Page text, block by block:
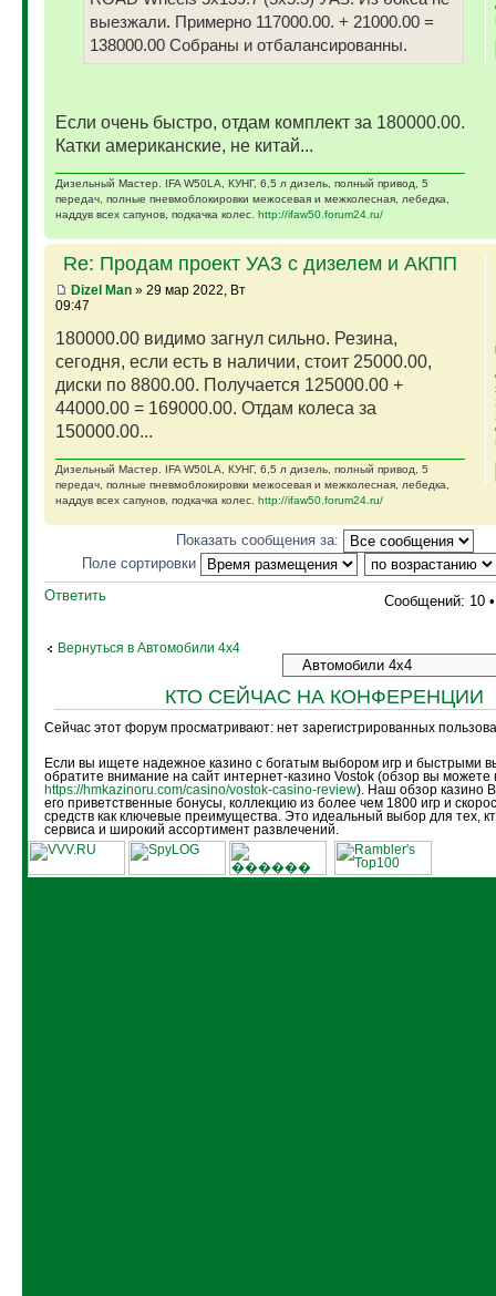
выезжали. Примерно 117000.00. + 21000.00 =
138000.00 Собраны и отбалансированны.
Если очень быстро, отдам комплект за 180000.00.
Катки американские, не китай...
Дизельный Мастер. IFA W50LA, КУНГ, 6,5 л дизель, полный привод, 5
передач, полные пневмоблокировки межосевая и межколесная, лебедка,
наддув всех сапунов, подкачка колес. http://ifaw50.forum24.ru/
Re: Продам проект УАЗ с дизелем и АКПП
Dizel Man» 29 мар 2022, Вт
09:47
180000.00 видимо загнул сильно. Резина,
сегодня, если есть в наличии, стоит 25000.00,
диски по 8800.00. Получается 125000.00 +
44000.00 = 169000.00. Отдам колеса за
150000.00...
Дизельный Мастер. IFA W50LA, КУНГ, 6,5 л дизель, полный привод, 5
передач, полные пневмоблокировки межосевая и межколесная, лебедка,
наддув всех сапунов, подкачка колес. http://ifaw50.forum24.ru/
Показать сообщения за:
Поле сортировки
Ответить
Сообщений: 10
Вернуться в Автомобили 4х4
КТО СЕЙЧАС НА КОНФЕРЕНЦИИ
Сейчас этот форум просматривают: нет зарегистрированных
Если вы ищете надежное казино с богатым выбором игр и быстрыми
обратите внимание на сайт интернет-казино Vostok (обзор вы можете
https://hmkazinoru.com/casino/vostok-casino-review). Наш обзор казино
его приветственные бонусы, коллекцию из более чем 1800 игр и
средств как ключевые преимущества. Это идеальный выбор для тех,
сервиса и широкий ассортимент развлечений.